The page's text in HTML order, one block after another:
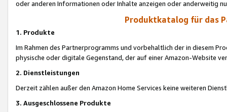
oder anderen Informationen oder Inhalte anzeigen oder anderweitig
Produktkatalog für das
1. Produkte
Im Rahmen des Partnerprogramms und vorbehaltlich der in diesem
physische oder digitale Gegenstand, der auf einer Amazon-Website
2. Dienstleistungen
Derzeit zählen außer den Amazon Home Services keine weiteren
3. Ausgeschlossene Produkte